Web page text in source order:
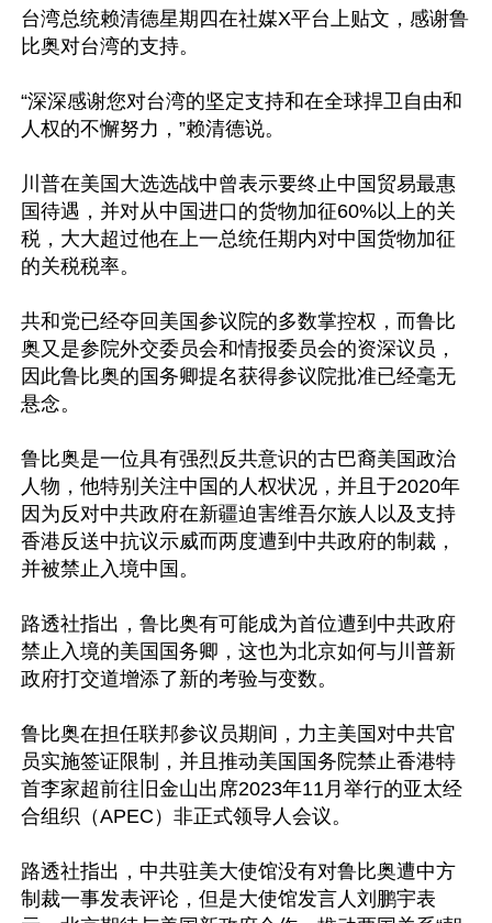
台湾总统赖清德星期四在社媒X平台上贴文，感谢鲁
比奥对台湾的支持。
“深深感谢您对台湾的坚定支持和在全球捍卫自由和
人权的不懈努力，”赖清德说。
川普在美国大选选战中曾表示要终止中国贸易最惠
国待遇，并对从中国进口的货物加征60%以上的关
税，大大超过他在上一总统任期内对中国货物加征
的关税税率。
共和党已经夺回美国参议院的多数掌控权，而鲁比
奥又是参院外交委员会和情报委员会的资深议员，
因此鲁比奥的国务卿提名获得参议院批准已经毫无
悬念。
鲁比奥是一位具有强烈反共意识的古巴裔美国政治
人物，他特别关注中国的人权状况，并且于2020年
因为反对中共政府在新疆迫害维吾尔族人以及支持
香港反送中抗议示威而两度遭到中共政府的制裁，
并被禁止入境中国。
路透社指出，鲁比奥有可能成为首位遭到中共政府
禁止入境的美国国务卿，这也为北京如何与川普新
政府打交道增添了新的考验与变数。
鲁比奥在担任联邦参议员期间，力主美国对中共官
员实施签证限制，并且推动美国国务院禁止香港特
首李家超前往旧金山出席2023年11月举行的亚太经
合组织（APEC）非正式领导人会议。
路透社指出，中共驻美大使馆没有对鲁比奥遭中方
制裁一事发表评论，但是大使馆发言人刘鹏宇表